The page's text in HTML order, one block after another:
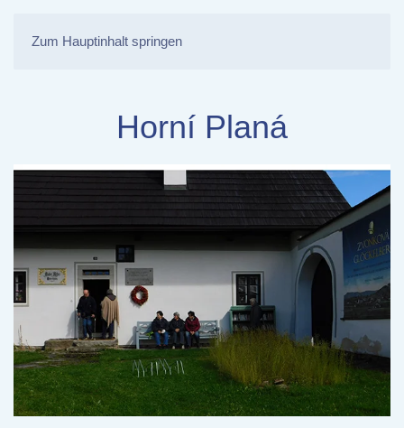
Zum Hauptinhalt springen
Horní Planá